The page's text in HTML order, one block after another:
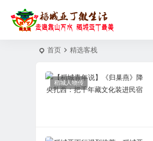
首页 精选客栈
稻城人物传